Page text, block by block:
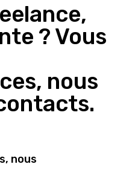
? Vous
nous
nous